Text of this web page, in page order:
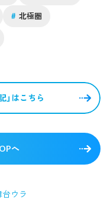
# 北極圏
」はこちら
へ
ウラ